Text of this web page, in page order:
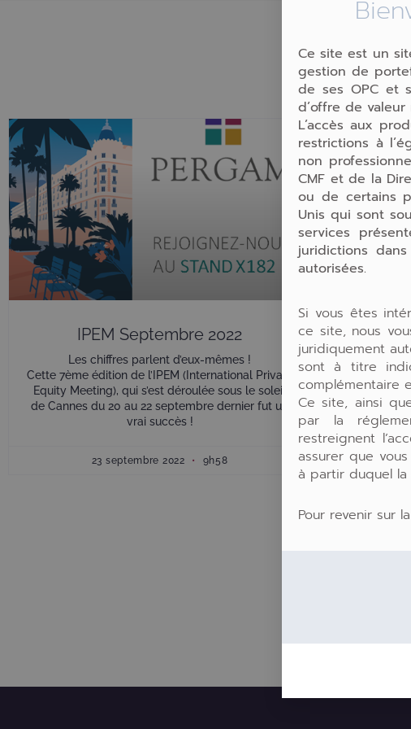
IPEM Septembre 2022
Les chiffres parlent d’eux-mêmes !
Cette 7ème édition de l’IPEM (International Private
Equity Meeting), qui s’est déroulée sous le soleil
de Cannes du 20 au 22 septembre dernier fut un
vrai succès !
23 septembre 2022 9h58
Ce site est un
gestion de
de ses OPC et
d’offre de valeur
L’accès aux
restrictions à
non
CMF et de la
ou de certains
Unis qui sont
services
juridictions
autorisées.
Si vous êtes
ce site, nous
juridiquement
sont à titre
complémentaire
Ce site, ainsi
par la
restreignent
assurer que
à partir duquel
Pour revenir sur